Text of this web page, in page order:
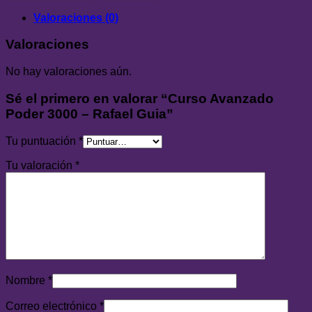
Valoraciones (0)
Valoraciones
No hay valoraciones aún.
Sé el primero en valorar “Curso Avanzado
Poder 3000 – Rafael Guia”
Tu puntuación *
Tu valoración *
Nombre *
Correo electrónico *